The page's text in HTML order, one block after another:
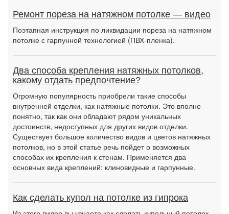
Ремонт пореза на натяжном потолке — видео
Поэтапная инструкция по ликвидации пореза на натяжном
потолке с гарпунной технологией (ПВХ-пленка).
Два способа крепления натяжных потолков,
какому отдать предпочтение?
Огромную популярность приобрели такие способы
внутренней отделки, как натяжные потолки. Это вполне
понятно, так как они обладают рядом уникальных
достоинств, недоступных для других видов отделки.
Существует большое количество видов и цветов натяжных
потолков, но в этой статье речь пойдет о возможных
способах их крепления к стенам. Применяется два
основных вида креплений: клиновидные и гарпунные.
Как сделать купол на потолке из гипрока